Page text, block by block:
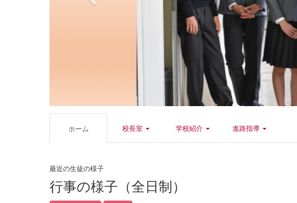
ホーム 校長室 学校紹介 進路指導
最近の生徒の様子
行事の様子（全日制）